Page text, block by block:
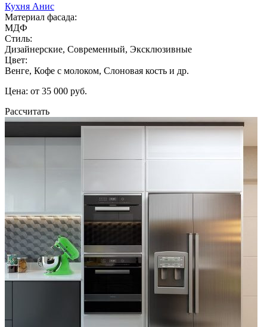
Кухня Анис
Материал фасада:
МДФ
Стиль:
Дизайнерские, Современный, Эксклюзивные
Цвет:
Венге, Кофе с молоком, Слоновая кость и др.
Цена: от 35 000 руб.
Рассчитать